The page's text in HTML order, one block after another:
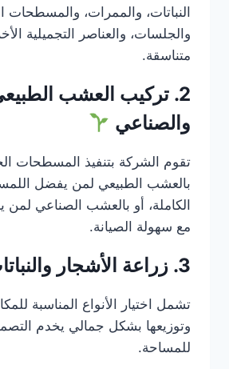
النباتات، والممرات، والمسطحات
والجلسات، والعناصر التجميلية
متناسقة.
2. تركيب العشب
والصناعي
تقوم الشركة بتنفيذ المسطحات
بالعشب الطبيعي لمن يفضل
الكاملة، أو بالعشب الصناعي
مع سهولة الصيانة.
3. زراعة الأشجار والنباتات
تشمل اختيار الأنواع المناسبة
وتوزيعها بشكل جمالي يخدم
للمساحة.